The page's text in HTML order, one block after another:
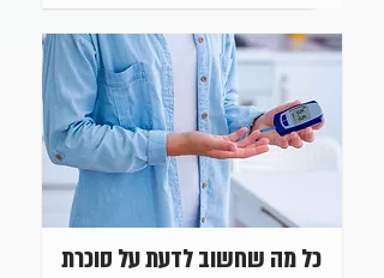
כל מה שחשוב לדעת על סוכרת